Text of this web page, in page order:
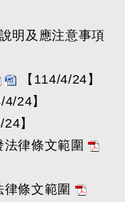
明及應注意事項
【114/4/24】
24】
】
法律條文範圍
條文範圍